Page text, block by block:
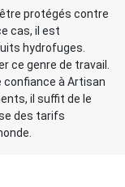
protégés contre
cas, il est
hydrofuges.
ce genre de travail.
confiance à Artisan
il suffit de le
des tarifs